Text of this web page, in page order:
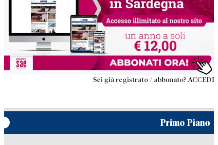
Sei già registrato / abbonato? ACCEDI
Primo Piano